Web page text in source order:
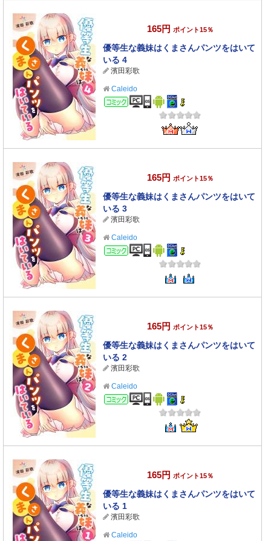
165円 ポイント15％
優等生な義妹はくまさんパンツをはいて
いる 4
濱田彩歌
Caleido
コミック
165円 ポイント15％
優等生な義妹はくまさんパンツをはいて
いる 3
濱田彩歌
Caleido
コミック
165円 ポイント15％
優等生な義妹はくまさんパンツをはいて
いる 2
濱田彩歌
Caleido
コミック
165円 ポイント15％
優等生な義妹はくまさんパンツをはいて
いる 1
濱田彩歌
Caleido